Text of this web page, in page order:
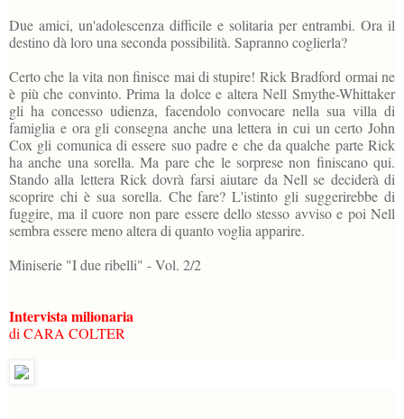
Due amici, un'adolescenza difficile e solitaria per entrambi. Ora il
destino dà loro una seconda possibilità. Sapranno coglierla?
Certo che la vita non finisce mai di stupire! Rick Bradford ormai ne
è più che convinto. Prima la dolce e altera Nell Smythe-Whittaker
gli ha concesso udienza, facendolo convocare nella sua villa di
famiglia e ora gli consegna anche una lettera in cui un certo John
Cox gli comunica di essere suo padre e che da qualche parte Rick
ha anche una sorella. Ma pare che le sorprese non finiscano qui.
Stando alla lettera Rick dovrà farsi aiutare da Nell se deciderà di
scoprire chi è sua sorella. Che fare? L'istinto gli suggerirebbe di
fuggire, ma il cuore non pare essere dello stesso avviso e poi Nell
sembra essere meno altera di quanto voglia apparire.
Miniserie "I due ribelli" - Vol. 2/2
Intervista milionaria
di CARA COLTER